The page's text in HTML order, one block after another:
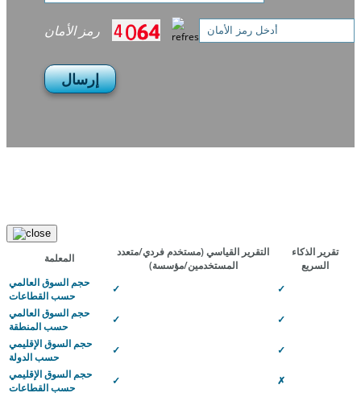
رمز الأمان
إرسال
المعلمة التقرير القياسي(مستخدم فردي/متعدد
المستخدمين/مؤسسة)
تقرير الذكاء
السريع
حجم السوق العالمي
حسب القطاعات
✓
✓
حجم السوق العالمي
حسب المنطقة
✓
✓
حجم السوق الإقليمي
حسب الدولة
✓
✓
حجم السوق الإقليمي
حسب القطاعات
✓
✗